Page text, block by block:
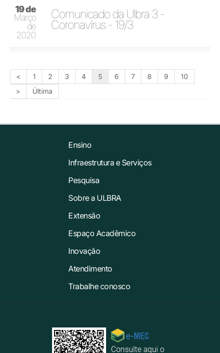
19 de
Março
de
2020
Comunicado da Ulbra 3 -
Coronavírus - 19/3
< 1 2 3 4 5 6 7 8 9
10
>
Última
Ensino
Infraestrutura e Serviços
Pesquisa
Sobre a ULBRA
Extensão
Espaço Acadêmico
Inovação
Atendimento
Trabalhe conosco